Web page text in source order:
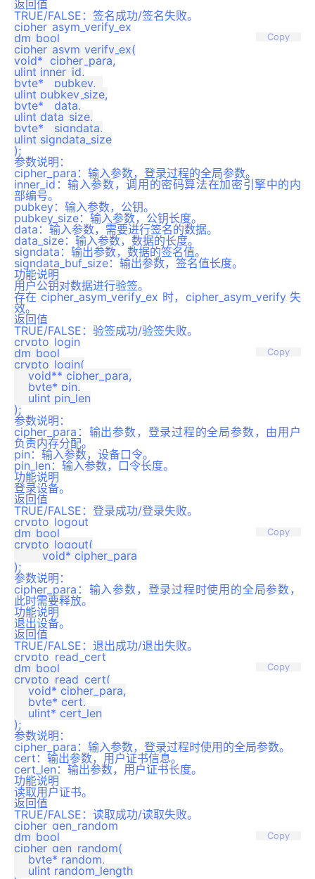
返回值
TRUE/FALSE：签名成功/签名失败。
cipher_asym_verify_ex
Copy
dm_bool
cipher_asym_verify_ex(
void*  cipher_para,
ulint inner_id,
byte*   pubkey,
ulint pubkey_size,
byte*   data,
ulint data_size,
byte*   signdata,
ulint signdata_size
参数说明：
cipher_para：输入参数，登录过程的全局参数。
inner_id：输入参数，调用的密码算法在加密引擎中的内
部编号。
pubkey：输入参数，公钥。
pubkey_size：输入参数，公钥长度。
data：输入参数，需要进行签名的数据。
data_size：输入参数，数据的长度。
signdata：输出参数，数据的签名值。
signdata_buf_size：输出参数，签名值长度。
功能说明
用户公钥对数据进行验签。
存在 cipher_asym_verify_ex 时，cipher_asym_verify 失
效。
返回值
TRUE/FALSE：验签成功/验签失败。
crypto_login
Copy
dm_bool
crypto_login(
    void** cipher_para,
    byte* pin,
    ulint pin_len
参数说明：
cipher_para：输出参数，登录过程的全局参数，由用户
负责内存分配。
pin：输入参数，设备口令。
pin_len：输入参数，口令长度。
功能说明
登录设备。
返回值
TRUE/FALSE：登录成功/登录失败。
crypto_logout
Copy
dm_bool
crypto_logout(
参数说明：
cipher_para：输入参数，登录过程时使用的全局参数，
此时需要释放。
功能说明
退出设备。
返回值
TRUE/FALSE：退出成功/退出失败。
crypto_read_cert
Copy
dm_bool
crypto_read_cert(
    void* cipher_para,
    byte* cert,
    ulint* cert_len
参数说明：
cipher_para：输入参数，登录过程时使用的全局参数。
cert：输出参数，用户证书信息。
cert_len：输出参数，用户证书长度。
功能说明
读取用户证书。
返回值
TRUE/FALSE：读取成功/读取失败。
cipher_gen_random
Copy
dm_bool
cipher_gen_random(
    byte* random,
    ulint random_length